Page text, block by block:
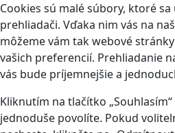
Cookies sú malé súbory, ktoré
prehliadači. Vďaka nim vás na
môžeme vám tak webové
vašich preferencií. Prehliadanie
vás bude príjemnejšie a
Kliknutím na tlačítko
jednoduše povolíte. Pokud